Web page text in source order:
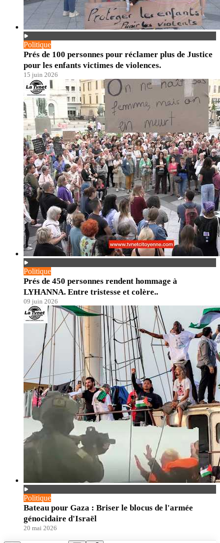
Politique
Prés de 100 personnes pour réclamer plus de Justice
pour les enfants victimes de violences.
15 juin 2026
Politique
Prés de 450 personnes rendent hommage à
LYHANNA. Entre tristesse et colère..
09 juin 2026
Politique
Bateau pour Gaza : Briser le blocus de l'armée
génocidaire d'Israël
20 mai 2026